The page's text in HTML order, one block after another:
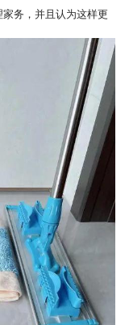
务，并且认为这样更